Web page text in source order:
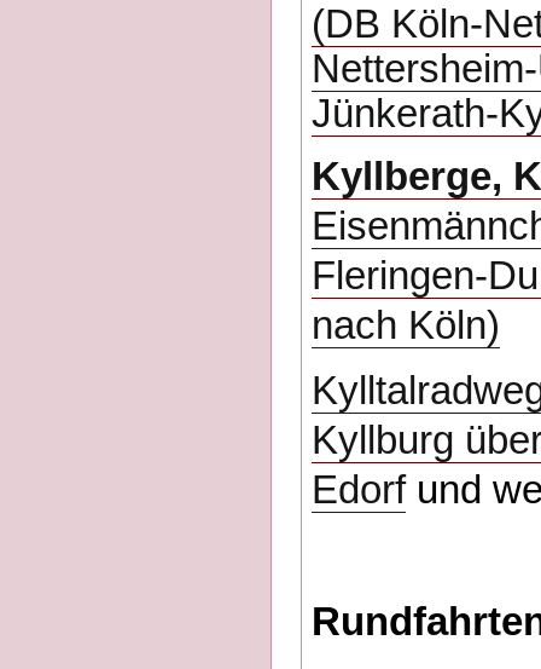
(DB Köln-
Jünkerath-
Kyllberge,
Fleringen-
nach Köln)
Kyllburg
Edorfund